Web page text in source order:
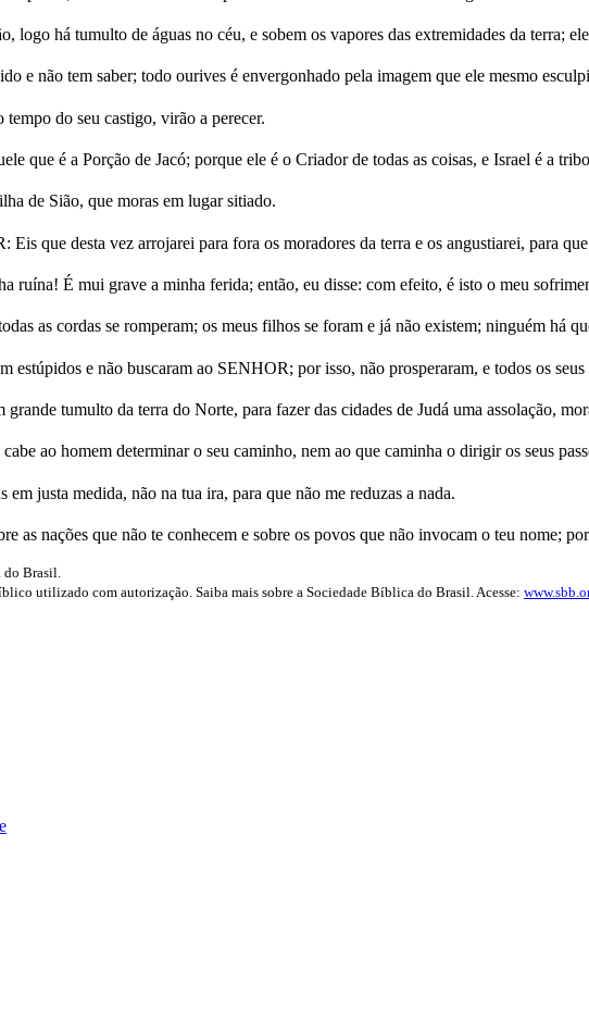
logo há tumulto de águas no céu, e sobem os vapores das extremidades da terra;
e não tem saber; todo ourives é envergonhado pela imagem que ele mesmo
do seu castigo, virão a perecer.
que é a Porção de Jacó; porque ele é o Criador de todas as coisas, e Israel é a
de Sião, que moras em lugar sitiado.
Eis que desta vez arrojarei para fora os moradores da terra e os angustiarei, para
ruína! É mui grave a minha ferida; então, eu disse: com efeito, é isto o meu
as cordas se romperam; os meus filhos se foram e já não existem; ninguém há
estúpidos e não buscaram ao SENHOR; por isso, não prosperaram, e todos os seus
tumulto da terra do Norte, para fazer das cidades de Judá uma assolação,
ao homem determinar o seu caminho, nem ao que caminha o dirigir os seus
justa medida, não na tua ira, para que não me reduzas a nada.
as nações que não te conhecem e sobre os povos que não invocam o teu nome;
Brasil.
utilizado com autorização. Saiba mais sobre a Sociedade Bíblica do Brasil. Acesse: